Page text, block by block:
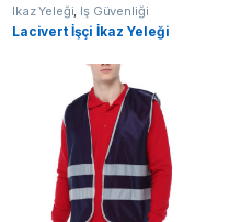
İkaz Yeleği, İş Güvenliği
Lacivert İşçi İkaz Yeleği